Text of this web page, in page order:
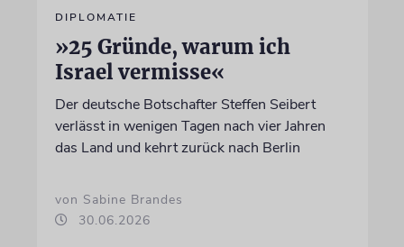
DIPLOMATIE
»25 Gründe, warum ich
Israel vermisse«
Der deutsche Botschafter Steffen Seibert
verlässt in wenigen Tagen nach vier Jahren
das Land und kehrt zurück nach Berlin
von Sabine Brandes
30.06.2026